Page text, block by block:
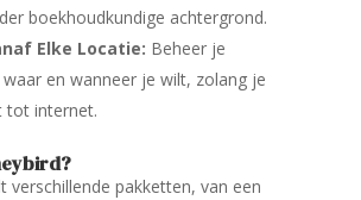
boekhoudkundige achtergrond.
Elke Locatie: Beheer je
en wanneer je wilt, zolang je
tot internet.
verschillende pakketten, van een